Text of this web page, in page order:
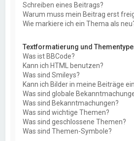
Schreiben eines Beitrags?
Warum muss mein Beitrag erst
Wie markiere ich ein Thema als
Textformatierung und
Was ist BBCode?
Kann ich HTML benutzen?
Was sind Smileys?
Kann ich Bilder in meine Beiträge
Was sind globale
Was sind Bekanntmachungen?
Was sind wichtige Themen?
Was sind geschlossene Themen?
Was sind Themen-Symbole?